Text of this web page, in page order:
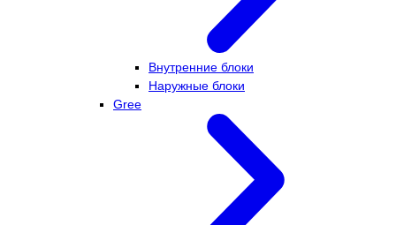
Внутренние блоки
Наружные блоки
Gree